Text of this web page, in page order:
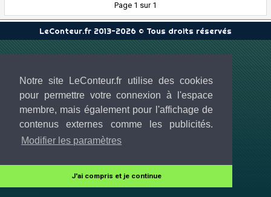
Notre site LeConteur.fr utilise des cookies
pour permettre votre connexion à l'espace
membre, mais également pour l'affichage de
contenus externes comme les publicités.
Modifier les paramètres
J'ai compris et je continue
Page 1 sur 1
LeConteur.fr 2013-2026 © Tous droits réservés